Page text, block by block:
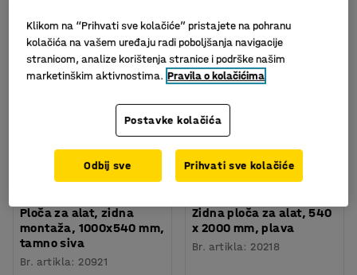
Ploča za alat, zidna
montaža, 1000x540 mm,
tamno siva
Br. artikla: 20921
Zidna ploča za alat, 540
x 2000 mm, plava
Br. artikla: 20218
Klikom na “Prihvati sve kolačiće” pristajete na pohranu
kolačića na vašem uređaju radi poboljšanja navigacije
stranicom, analize korištenja stranice i podrške našim
marketinškim aktivnostima. Pravila o kolačićima
Postavke kolačića
Odbij sve Prihvati sve kolačiće